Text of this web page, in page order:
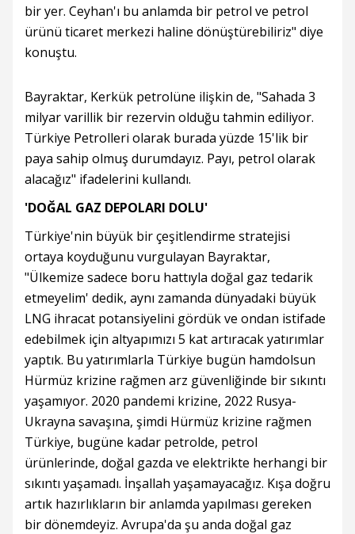
bir yer. Ceyhan'ı bu anlamda bir petrol ve petrol
ürünü ticaret merkezi haline dönüştürebiliriz" diye
konuştu.
Bayraktar, Kerkük petrolüne ilişkin de, "Sahada 3
milyar varillik bir rezervin olduğu tahmin ediliyor.
Türkiye Petrolleri olarak burada yüzde 15'lik bir
paya sahip olmuş durumdayız. Payı, petrol olarak
alacağız" ifadelerini kullandı.
'DOĞAL GAZ DEPOLARI DOLU'
Türkiye'nin büyük bir çeşitlendirme stratejisi
ortaya koyduğunu vurgulayan Bayraktar,
"Ülkemize sadece boru hattıyla doğal gaz tedarik
etmeyelim' dedik, aynı zamanda dünyadaki büyük
LNG ihracat potansiyelini gördük ve ondan istifade
edebilmek için altyapımızı 5 kat artıracak yatırımlar
yaptık. Bu yatırımlarla Türkiye bugün hamdolsun
Hürmüz krizine rağmen arz güvenliğinde bir sıkıntı
yaşamıyor. 2020 pandemi krizine, 2022 Rusya-
Ukrayna savaşına, şimdi Hürmüz krizine rağmen
Türkiye, bugüne kadar petrolde, petrol
ürünlerinde, doğal gazda ve elektrikte herhangi bir
sıkıntı yaşamadı. İnşallah yaşamayacağız. Kışa doğru
artık hazırlıkların bir anlamda yapılması gereken
bir dönemdeyiz. Avrupa'da şu anda doğal gaz